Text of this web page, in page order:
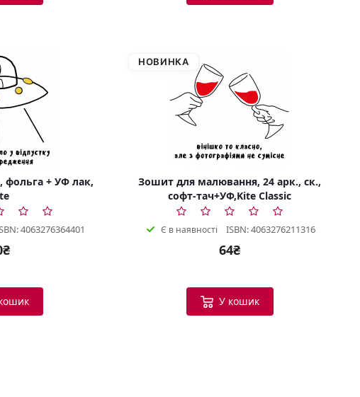
фольга + УФ лак,
4063276364401
НОВИНКА
Зошит для малювання, 24 арк., ск.,
софт-тач+УФ,Kite Classic
Є в наявності ISBN: 4063276211316
64₴
У кошик